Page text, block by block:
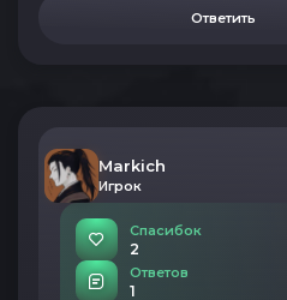
Ответить
Markich
Игрок
Спасибок
2
Ответов
1